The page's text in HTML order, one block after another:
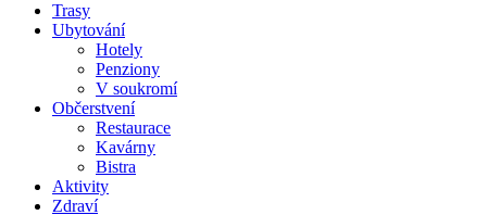
Trasy
Ubytování
Hotely
Penziony
V soukromí
Občerstvení
Restaurace
Kavárny
Bistra
Aktivity
Zdraví